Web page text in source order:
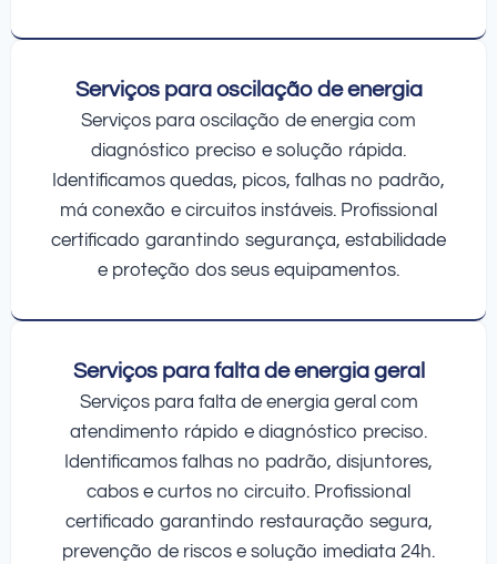
Serviços para oscilação de energia
Serviços para oscilação de energia com
diagnóstico preciso e solução rápida.
Identificamos quedas, picos, falhas no padrão,
má conexão e circuitos instáveis. Profissional
certificado garantindo segurança, estabilidade
e proteção dos seus equipamentos.
Serviços para falta de energia geral
Serviços para falta de energia geral com
atendimento rápido e diagnóstico preciso.
Identificamos falhas no padrão, disjuntores,
cabos e curtos no circuito. Profissional
certificado garantindo restauração segura,
prevenção de riscos e solução imediata 24h.